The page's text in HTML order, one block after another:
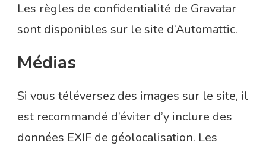
Les règles de confidentialité de Gravatar
sont disponibles sur le site d’Automattic.
Médias
Si vous téléversez des images sur le site, il
est recommandé d’éviter d’y inclure des
données EXIF de géolocalisation. Les